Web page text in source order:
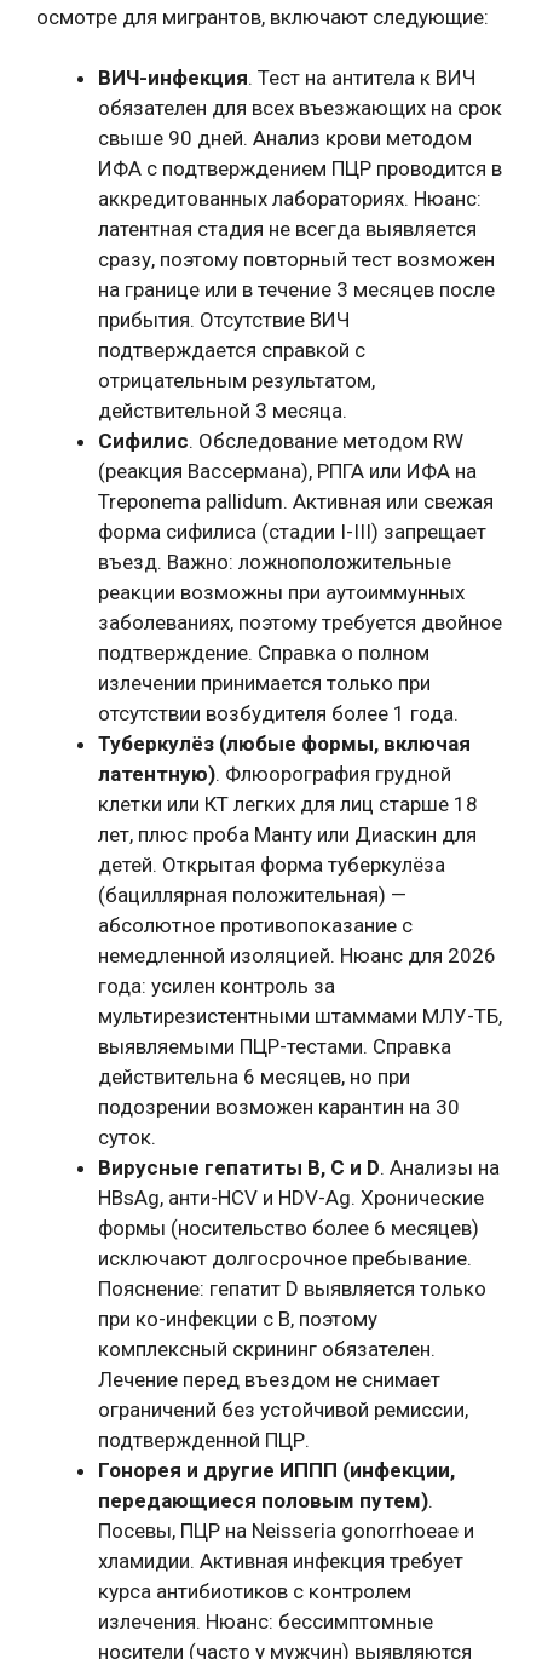
осмотре для мигрантов, включают следующие:
ВИЧ-инфекция. Тест на антитела к ВИЧ
обязателен для всех въезжающих на срок
свыше 90 дней. Анализ крови методом
ИФА с подтверждением ПЦР проводится в
аккредитованных лабораториях. Нюанс:
латентная стадия не всегда выявляется
сразу, поэтому повторный тест возможен
на границе или в течение 3 месяцев после
прибытия. Отсутствие ВИЧ
подтверждается справкой с
отрицательным результатом,
действительной 3 месяца.
Сифилис. Обследование методом RW
(реакция Вассермана), РПГА или ИФА на
Treponema pallidum. Активная или свежая
форма сифилиса (стадии I-III) запрещает
въезд. Важно: ложноположительные
реакции возможны при аутоиммунных
заболеваниях, поэтому требуется двойное
подтверждение. Справка о полном
излечении принимается только при
отсутствии возбудителя более 1 года.
Туберкулёз (любые формы, включая
латентную). Флюорография грудной
клетки или КТ легких для лиц старше 18
лет, плюс проба Манту или Диаскин для
детей. Открытая форма туберкулёза
(бациллярная положительная) —
абсолютное противопоказание с
немедленной изоляцией. Нюанс для 2026
года: усилен контроль за
мультирезистентными штаммами МЛУ-ТБ,
выявляемыми ПЦР-тестами. Справка
действительна 6 месяцев, но при
подозрении возможен карантин на 30
суток.
Вирусные гепатиты B, C и D. Анализы на
HBsAg, анти-HCV и HDV-Ag. Хронические
формы (носительство более 6 месяцев)
исключают долгосрочное пребывание.
Пояснение: гепатит D выявляется только
при ко-инфекции с B, поэтому
комплексный скрининг обязателен.
Лечение перед въездом не снимает
ограничений без устойчивой ремиссии,
подтвержденной ПЦР.
Гонорея и другие ИППП (инфекции,
передающиеся половым путем).
Посевы, ПЦР на Neisseria gonorrhoeae и
хламидии. Активная инфекция требует
курса антибиотиков с контролем
излечения. Нюанс: бессимптомные
носители (часто у мужчин) выявляются